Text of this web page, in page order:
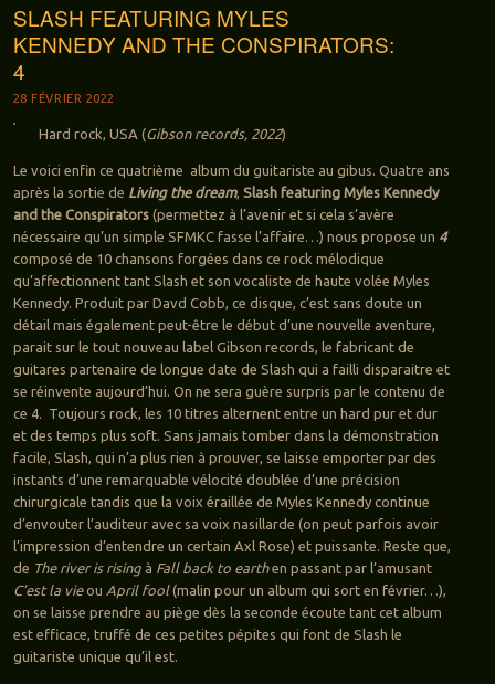
SLASH FEATURING MYLES
KENNEDY AND THE CONSPIRATORS:
4
28 FÉVRIER 2022
Hard rock, USA (Gibson records, 2022)
Le voici enfin ce quatrième album du guitariste au gibus. Quatre ans
après la sortie de Living the dream, Slash featuring Myles Kennedy
and the Conspirators(permettez à l’avenir et si cela s’avère
nécessaire qu’un simple SFMKC fasse l’affaire…) nous propose un 4
composé de 10 chansons forgées dans ce rock mélodique
qu’affectionnent tant Slash et son vocaliste de haute volée Myles
Kennedy. Produit par Davd Cobb, ce disque, c’est sans doute un
détail mais également peut-être le début d’une nouvelle aventure,
parait sur le tout nouveau label Gibson records, le fabricant de
guitares partenaire de longue date de Slash qui a failli disparaitre et
se réinvente aujourd’hui. On ne sera guère surpris par le contenu de
ce 4. Toujours rock, les 10 titres alternent entre un hard pur et dur
et des temps plus soft. Sans jamais tomber dans la démonstration
facile, Slash, qui n’a plus rien à prouver, se laisse emporter par des
instants d’une remarquable vélocité doublée d’une précision
chirurgicale tandis que la voix éraillée de Myles Kennedy continue
d’envouter l’auditeur avec sa voix nasillarde (on peut parfois avoir
l’impression d’entendre un certain Axl Rose) et puissante. Reste que,
de The river is rising à Fall back to earthen passant par l’amusant
C’est la vieou April fool(malin pour un album qui sort en février…),
on se laisse prendre au piège dès la seconde écoute tant cet album
est efficace, truffé de ces petites pépites qui font de Slash le
guitariste unique qu’il est.